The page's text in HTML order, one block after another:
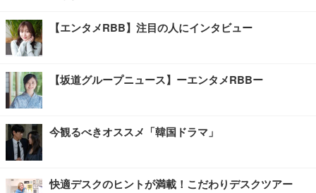
【エンタメRBB】注目の人にインタビュー
【坂道グループニュース】ーエンタメRBBー
今観るべきオススメ「韓国ドラマ」
快適デスクのヒントが満載！こだわりデスクツアー